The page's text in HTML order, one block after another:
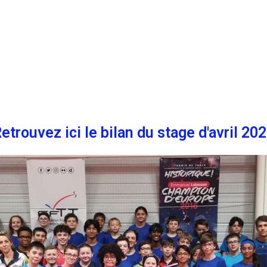
ici le bilan du stage d'avril